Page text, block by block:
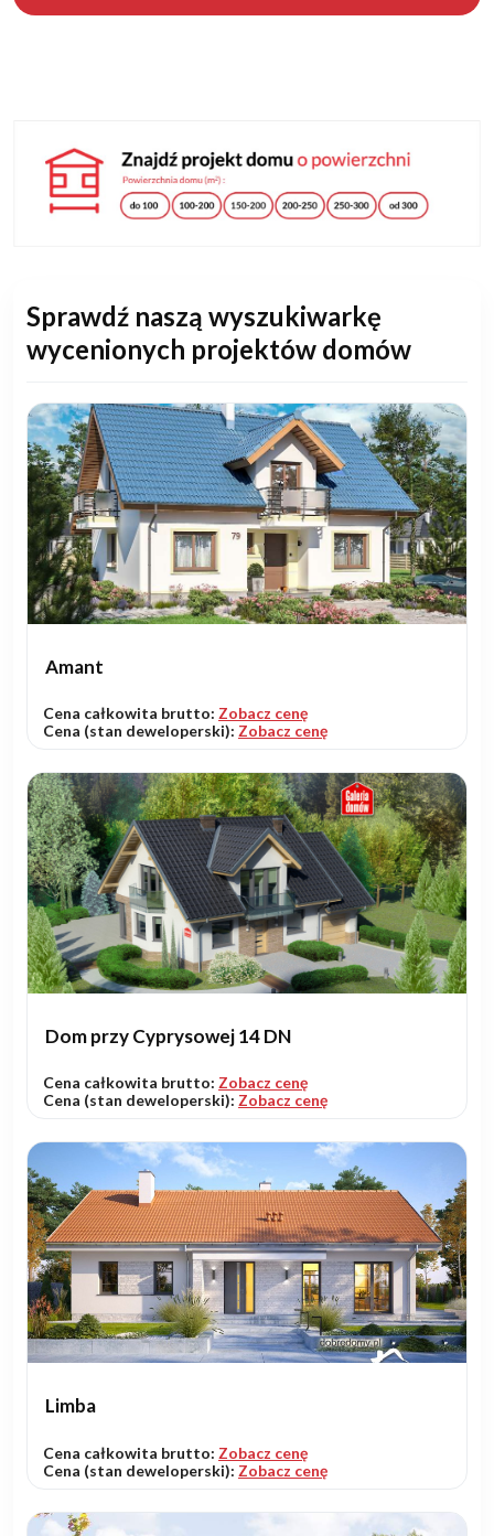
Sprawdź naszą wyszukiwarkę
wycenionych projektów domów
Amant
Cena całkowita brutto: Zobacz cenę
Cena (stan deweloperski): Zobacz cenę
Dom przy Cyprysowej 14 DN
Cena całkowita brutto: Zobacz cenę
Cena (stan deweloperski): Zobacz cenę
Limba
Cena całkowita brutto: Zobacz cenę
Cena (stan deweloperski): Zobacz cenę